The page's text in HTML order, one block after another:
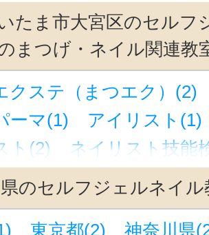
たま市大宮区のセルフ
まつげ・ネイル関連教
クステ（まつエク）(2)
ーマ(1)
アイリスト(1)
ト(2)
ネイリスト技能
ネイルその他(2)
のセルフジェルネイ
東京都(2) 神奈川県